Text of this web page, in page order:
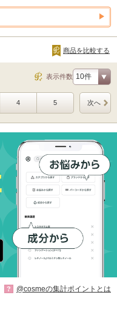
商品を比較する
表示件数
4 5 次へ
? @cosmeの集計ポイントとは